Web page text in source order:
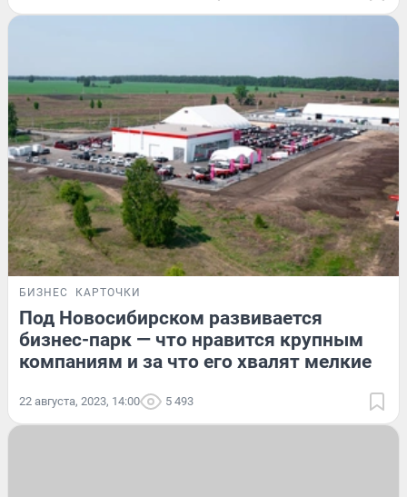
БИЗНЕС КАРТОЧКИ
Под Новосибирском развивается
бизнес-парк — что нравится крупным
компаниям и за что его хвалят мелкие
22 августа, 2023, 14:00 5 493